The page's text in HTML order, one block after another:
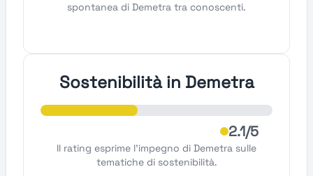
spontanea di Demetra tra conoscenti.
Sostenibilità in Demetra
2.1/5
Il rating esprime l'impegno di Demetra sulle
tematiche di sostenibilità.